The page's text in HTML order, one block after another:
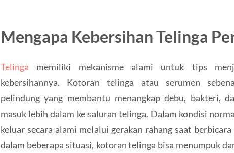
Mengapa Kebersihan Telinga
Telinga memiliki mekanisme alami untuk tips
kebersihannya. Kotoran telinga atau serumen
pelindung yang membantu menangkap debu, bakteri,
masuk lebih dalam ke saluran telinga. Dalam kondisi
keluar secara alami melalui gerakan rahang saat
dalam beberapa situasi, kotoran telinga bisa menumpuk